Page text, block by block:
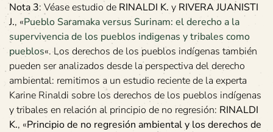
Nota 3: Véase estudio de RINALDI K. y RIVERA JUANISTI
J., «Pueblo Saramaka versus Surinam: el derecho a la
supervivencia de los pueblos indigenas y tribales como
pueblos«. Los derechos de los pueblos indígenas también
pueden ser analizados desde la perspectiva del derecho
ambiental: remitimos a un estudio reciente de la experta
Karine Rinaldi sobre los derechos de los pueblos indígenas
y tribales en relación al principio de no regresión: RINALDI
K., «Principio de no regresión ambiental y los derechos de